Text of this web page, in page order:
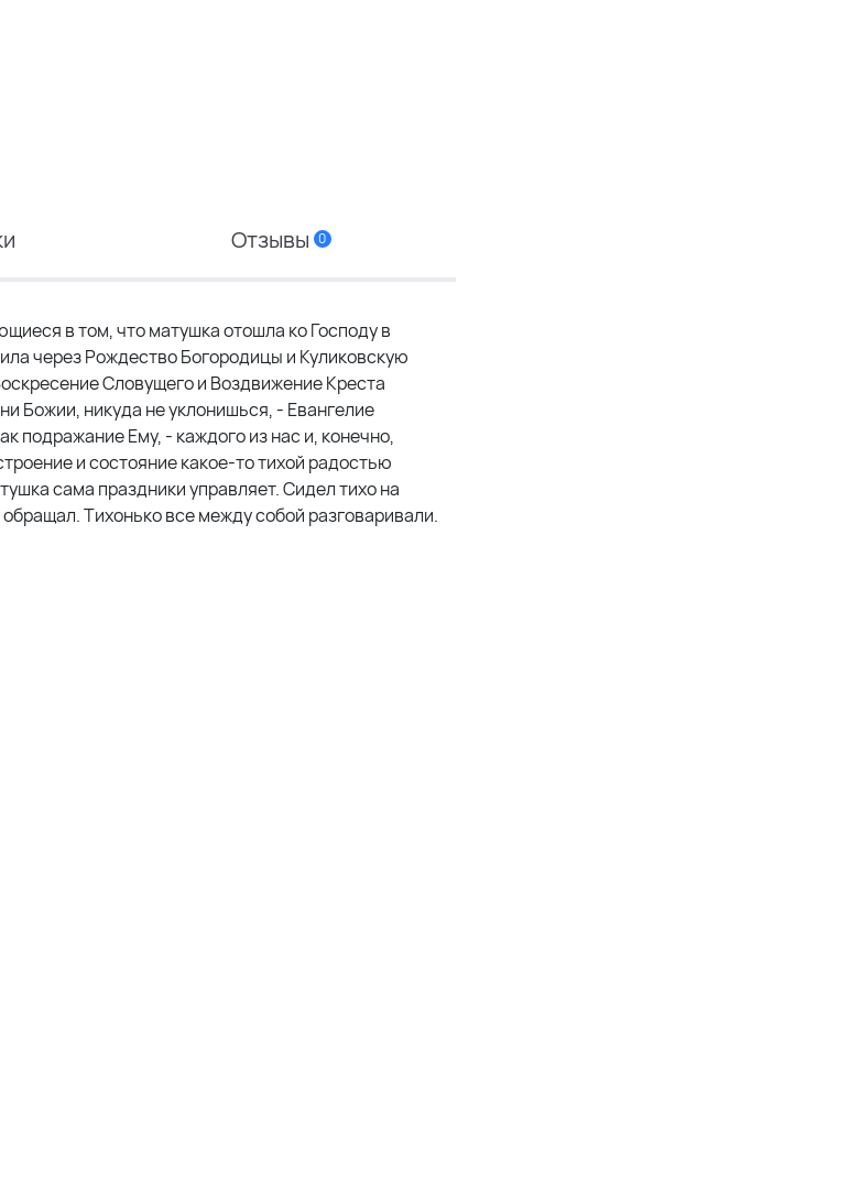
Отзывы 0
в том, что матушка отошла ко Господу в
через Рождество Богородицы и Куликовскую
Словущего и Воздвижение Креста
Божии, никуда не уклонишься, - Евангелие
подражание Ему, - каждого из нас и, конечно,
и состояние какое-то тихой радостью
сама праздники управляет. Сидел тихо на
Тихонько все между собой разговаривали.